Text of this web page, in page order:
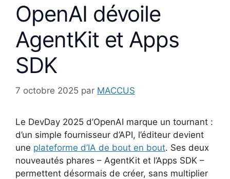
OpenAI dévoile
AgentKit et Apps
SDK
7 octobre 2025 par MACCUS
Le DevDay 2025 d’OpenAI marque un tournant :
d’un simple fournisseur d’API, l’éditeur devient
une plateforme d’IA de bout en bout. Ses deux
nouveautés phares – AgentKit et l’Apps SDK –
permettent désormais de créer, sans multiplier